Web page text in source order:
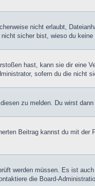
nicht erlaubt,
sicher bist, wieso du
hast, kann sie dir eine
sofern du die nicht
zu melden. Du wirst
Beitrag kannst du mit der
werden müssen. Es ist
die Board-